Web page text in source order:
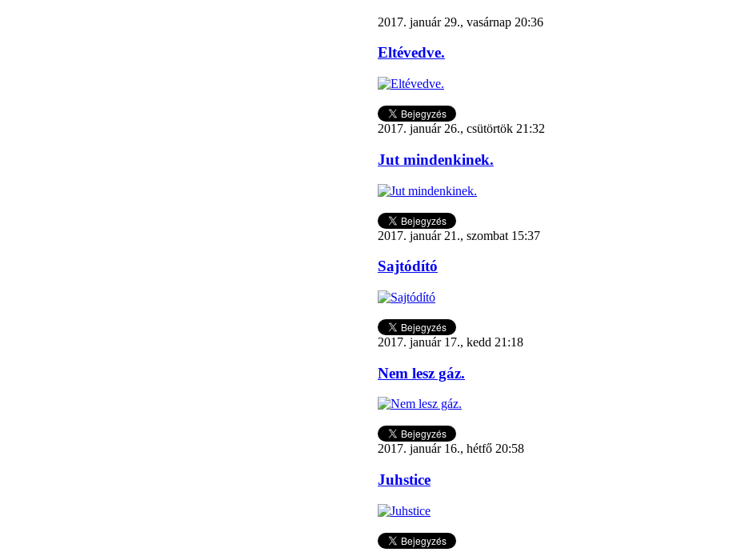
2017. január 29., vasárnap 20:36
Eltévedve.
2017. január 26., csütörtök 21:32
Jut mindenkinek.
2017. január 21., szombat 15:37
Sajtódító
2017. január 17., kedd 21:18
Nem lesz gáz.
2017. január 16., hétfő 20:58
Juhstice